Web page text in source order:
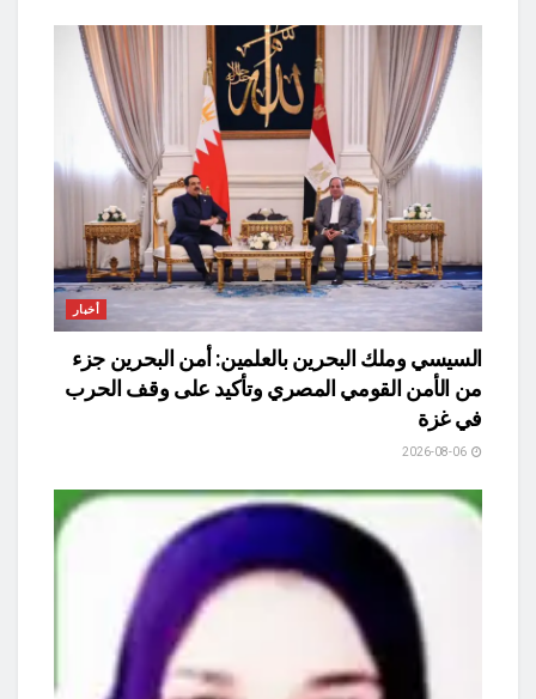
أخبار
السيسي وملك البحرين بالعلمين: أمن البحرين جزء
من الأمن القومي المصري وتأكيد على وقف الحرب
في غزة